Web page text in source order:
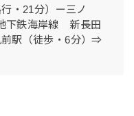
・21分）ー三ノ
下鉄海岸線 新長田
駅（徒歩・6分）⇒